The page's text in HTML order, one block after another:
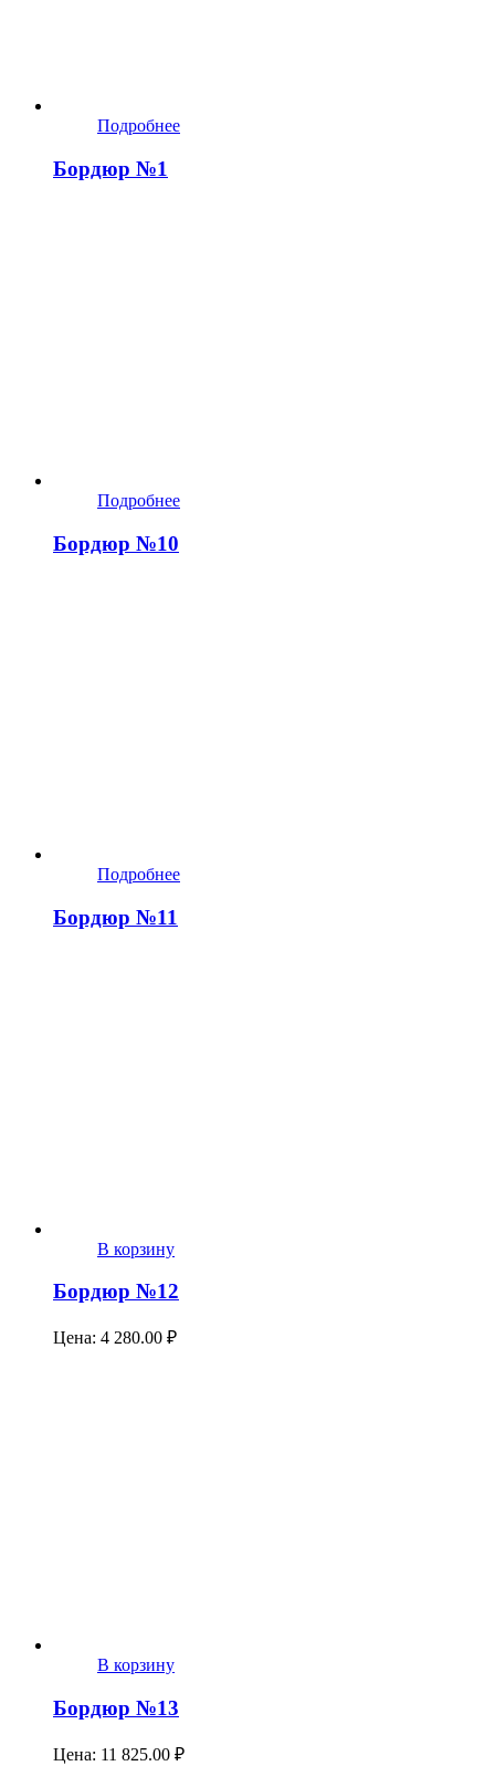
Подробнее
Бордюр №1
Подробнее
Бордюр №10
Подробнее
Бордюр №11
В корзину
Бордюр №12
Цена: 4 280.00 ₽
В корзину
Бордюр №13
Цена: 11 825.00 ₽